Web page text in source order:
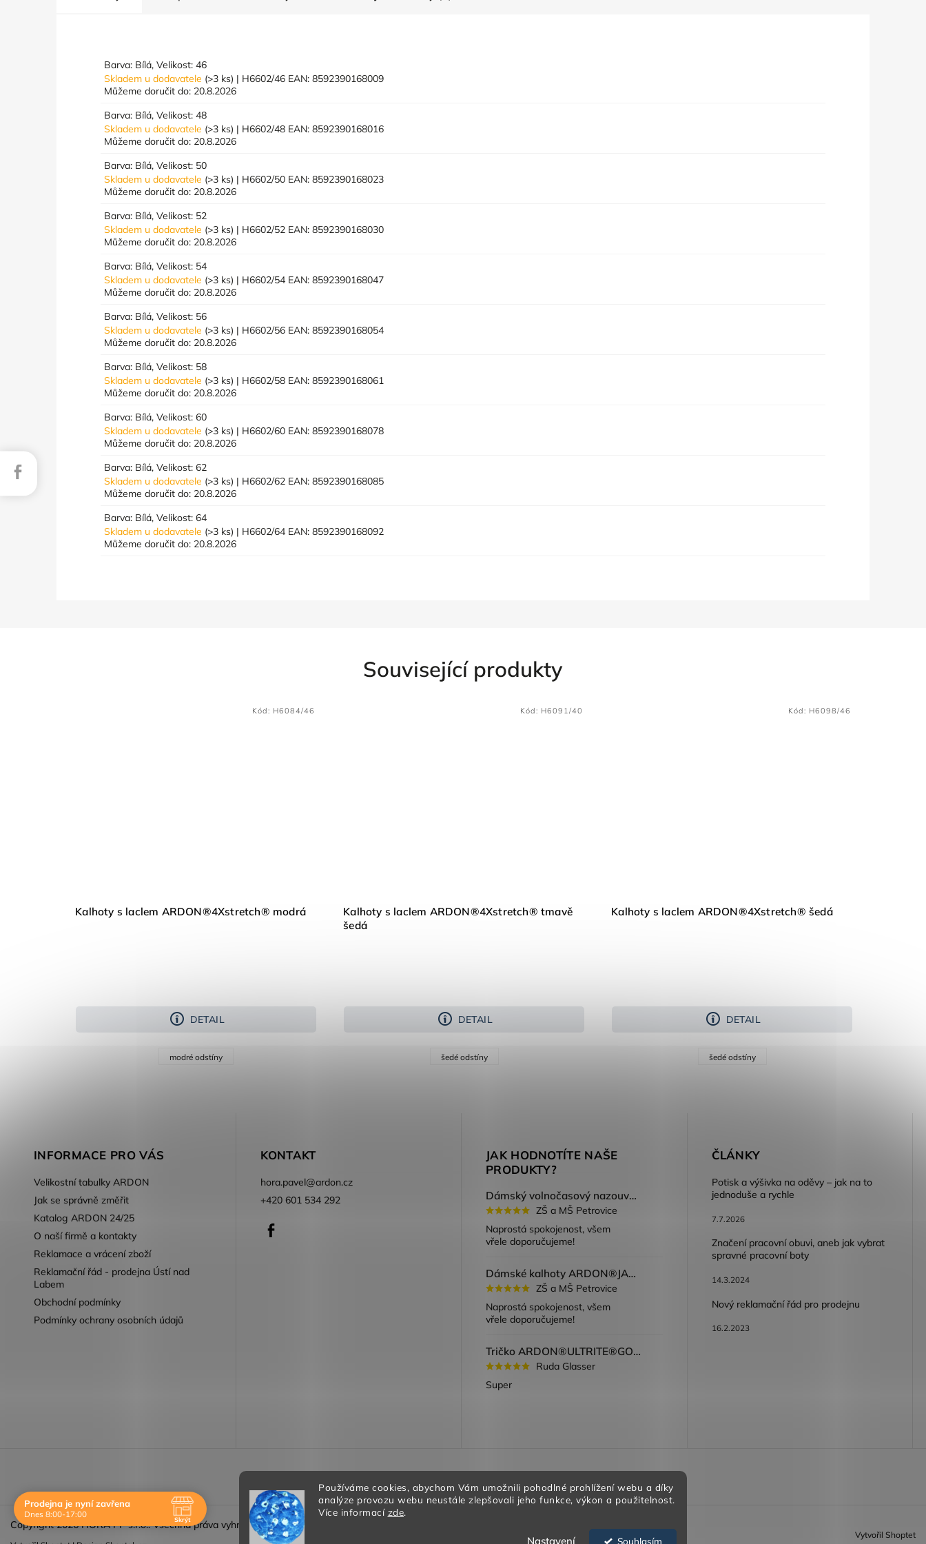
Používáme cookies, abychom Vám umožnili pohodlné prohlížení webu a díky
analýze provozu webu neustále zlepšovali jeho funkce, výkon a použitelnost.
Více informací zde.
Souhlasím
Nastavení
Barva: Bílá, Velikost: 46
Skladem u dodavatele (>3 ks) | H6602/46 EAN: 8592390168009
Můžeme doručit do: 20.8.2026
Barva: Bílá, Velikost: 48
Skladem u dodavatele (>3 ks) | H6602/48 EAN: 8592390168016
Můžeme doručit do: 20.8.2026
Barva: Bílá, Velikost: 50
Skladem u dodavatele (>3 ks) | H6602/50 EAN: 8592390168023
Můžeme doručit do: 20.8.2026
Barva: Bílá, Velikost: 52
Skladem u dodavatele (>3 ks) | H6602/52 EAN: 8592390168030
Můžeme doručit do: 20.8.2026
Barva: Bílá, Velikost: 54
Skladem u dodavatele (>3 ks) | H6602/54 EAN: 8592390168047
Můžeme doručit do: 20.8.2026
Barva: Bílá, Velikost: 56
Skladem u dodavatele (>3 ks) | H6602/56 EAN: 8592390168054
Můžeme doručit do: 20.8.2026
Barva: Bílá, Velikost: 58
Skladem u dodavatele (>3 ks) | H6602/58 EAN: 8592390168061
Můžeme doručit do: 20.8.2026
Barva: Bílá, Velikost: 60
Skladem u dodavatele (>3 ks) | H6602/60 EAN: 8592390168078
Můžeme doručit do: 20.8.2026
Barva: Bílá, Velikost: 62
Skladem u dodavatele (>3 ks) | H6602/62 EAN: 8592390168085
Můžeme doručit do: 20.8.2026
Barva: Bílá, Velikost: 64
Skladem u dodavatele (>3 ks) | H6602/64 EAN: 8592390168092
Můžeme doručit do: 20.8.2026
Související produkty
Kalhoty s laclem ARDON®4Xstretch® modrá
DETAIL
modré odstíny
Kód: H6084/46
Kalhoty s laclem ARDON®4Xstretch® tmavě
šedá
DETAIL
šedé odstíny
Kód: H6091/40
Kalhoty s laclem ARDON®4Xstretch® šedá
DETAIL
šedé odstíny
Kód: H6098/46
INFORMACE PRO VÁS
Velikostní tabulky ARDON
Jak se správně změřit
Katalog ARDON 24/25
O naší firmě a kontakty
Reklamace a vrácení zboží
Reklamační řád - prodejna Ústí nad
Labem
Obchodní podmínky
Podmínky ochrany osobních údajů
KONTAKT
hora.pavel@ardon.cz
+420 601 534 292
JAK HODNOTÍTE NAŠE
PRODUKTY?
Dámský volnočasový nazouvák ARDON®JUNO - růžová
ZŠ a MŠ Petrovice
Naprostá spokojenost, všem
vřele doporučujeme!
Dámské kalhoty ARDON®JASVENA šedá
ZŠ a MŠ Petrovice
Naprostá spokojenost, všem
vřele doporučujeme!
Tričko ARDON®ULTRITE®GO! dámské růžová
Ruda Glasser
Super
ČLÁNKY
Potisk a výšivka na oděvy – jak na to
jednoduše a rychle
7.7.2026
Značení pracovní obuvi, aneb jak vybrat
spravné pracovní boty
14.3.2024
Nový reklamační řád pro prodejnu
16.2.2023
Vytvořil Shoptet
Copyright 2026HORA PP s.r.o.. Všechna práva vyhrazena.
Prodejna je nyní zavřena
Dnes 8:00-17:00
Skrýt